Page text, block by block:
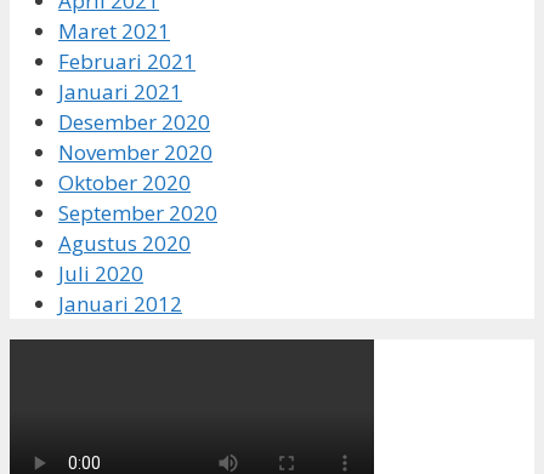
Maret 2021
Februari 2021
Januari 2021
Desember 2020
November 2020
Oktober 2020
September 2020
Agustus 2020
Juli 2020
Januari 2012